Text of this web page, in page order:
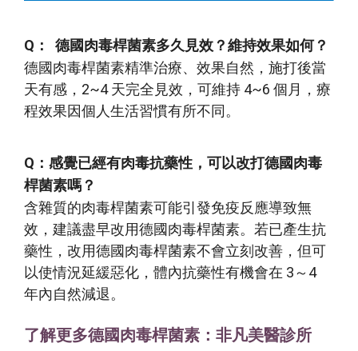
Q： 德國肉毒桿菌素多久見效？維持效果如何？
德國肉毒桿菌素精準治療、效果自然，施打後當
天有感，2~4 天完全見效，可維持 4~6 個月，療
程效果因個人生活習慣有所不同。
Q：感覺已經有肉毒抗藥性，可以改打德國肉毒
桿菌素嗎？
含雜質的肉毒桿菌素可能引發免疫反應導致無
效，建議盡早改用德國肉毒桿菌素。若已產生抗
藥性，改用德國肉毒桿菌素不會立刻改善，但可
以使情況延緩惡化，體內抗藥性有機會在 3～4
年內自然減退。
了解更多德國肉毒桿菌素：非凡美醫診所